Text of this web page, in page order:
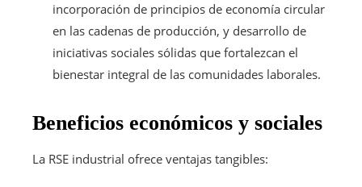
incorporación de principios de economía circular
en las cadenas de producción, y desarrollo de
iniciativas sociales sólidas que fortalezcan el
bienestar integral de las comunidades laborales.
Beneficios económicos y sociales
La RSE industrial ofrece ventajas tangibles: